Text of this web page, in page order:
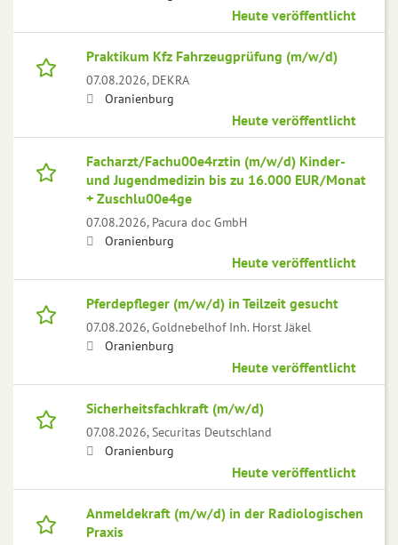
Heute veröffentlicht
Praktikum Kfz Fahrzeugprüfung (m/w/d)
07.08.2026, DEKRA
Oranienburg
Heute veröffentlicht
Facharzt/Fachu00e4rztin (m/w/d) Kinder-
und Jugendmedizin bis zu 16.000 EUR/Monat
+ Zuschlu00e4ge
07.08.2026, Pacura doc GmbH
Oranienburg
Heute veröffentlicht
Pferdepfleger (m/w/d) in Teilzeit gesucht
07.08.2026,Goldnebelhof Inh. Horst Jäkel
Oranienburg
Heute veröffentlicht
Sicherheitsfachkraft (m/w/d)
07.08.2026,Securitas Deutschland
Oranienburg
Heute veröffentlicht
Anmeldekraft (m/w/d) in der Radiologischen
Praxis